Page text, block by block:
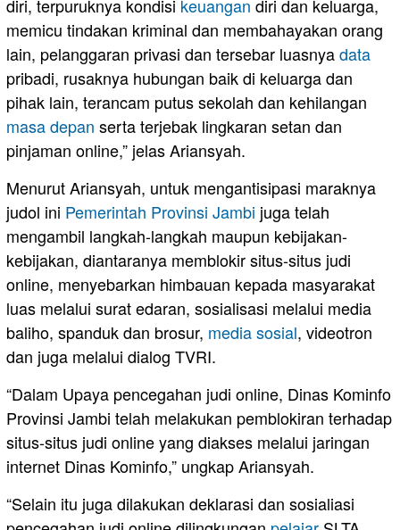
diri, terpuruknya kondisi keuangan diri dan keluarga,
memicu tindakan kriminal dan membahayakan orang
lain, pelanggaran privasi dan tersebar luasnyadata
pribadi, rusaknya hubungan baik di keluarga dan
pihak lain, terancam putus sekolah dan kehilangan
masa depan serta terjebak lingkaran setan dan
pinjaman online,” jelas Ariansyah.
Menurut Ariansyah, untuk mengantisipasi maraknya
judol ini Pemerintah Provinsi Jambi juga telah
mengambil langkah-langkah maupun kebijakan-
kebijakan, diantaranya memblokir situs-situs judi
online, menyebarkan himbauan kepada masyarakat
luas melalui surat edaran, sosialisasi melalui media
baliho, spanduk dan brosur, media sosial, videotron
dan juga melalui dialog TVRI.
“Dalam Upaya pencegahan judi online, Dinas Kominfo
Provinsi Jambi telah melakukan pemblokiran terhadap
situs-situs judi online yang diakses melalui jaringan
internet Dinas Kominfo,” ungkap Ariansyah.
“Selain itu juga dilakukan deklarasi dan sosialiasi